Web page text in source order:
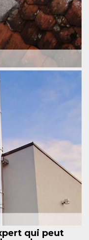
qui peut